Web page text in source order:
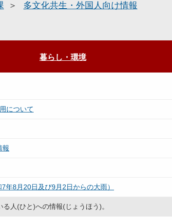
多文化共生・外国人向け情報
暮らし・環境
について
報
8月20日及び9月2日からの大雨）
人(ひと)への情報(じょうほう)。